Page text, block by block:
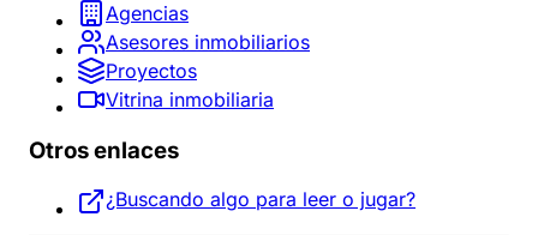
Agencias
Asesores inmobiliarios
Proyectos
Vitrina inmobiliaria
Otros enlaces
¿Buscando algo para leer o jugar?